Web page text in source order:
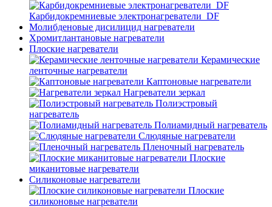
Карбидокремниевые электронагреватели_DF
Молибденовые дисилицид нагреватели
Хромитлантановые нагреватели
Плоские нагреватели
Керамические
ленточные нагреватели
Каптоновые нагреватели
Нагреватели зеркал
Полиэстровый
нагреватель
Полиамидный нагреватель
Слюдяные нагреватели
Пленочный нагреватель
Плоские
миканитовые нагреватели
Силиконовые нагреватели
Плоские
силиконовые нагреватели